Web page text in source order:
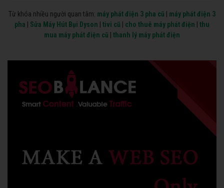
Từ khóa nhiều người quan tâm: máy phát điện 3 pha cũ
máy phát điện 3
pha
Sửa Máy Hút Bụi Dyson tivi cũ cho thuê máy phát điện
thu
mua máy phát điện cũ
thanh lý máy phát điện